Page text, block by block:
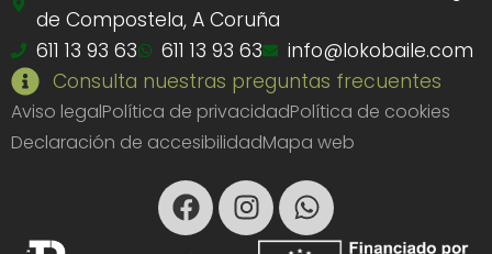
de Compostela, A Coruña
611 13 93 63
611 13 93 63
info@lokobaile.com
Consulta nuestras preguntas frecuentes
Aviso legalPolítica de privacidadPolítica de cookies
Declaración de accesibilidadMapa web